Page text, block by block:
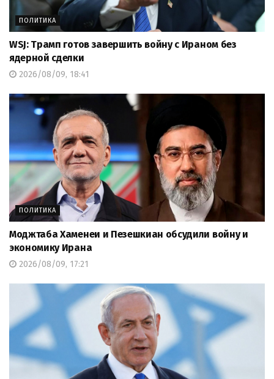
ПОЛИТИКА
WSJ: Трамп готов завершить войну с Ираном без
ядерной сделки
2026/08/09, 18:41
ПОЛИТИКА
Моджтаба Хаменеи и Пезешкиан обсудили войну и
экономику Ирана
2026/08/09, 17:21